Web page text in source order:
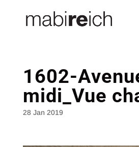
1602-
midi_Vue
28 Jan 2019